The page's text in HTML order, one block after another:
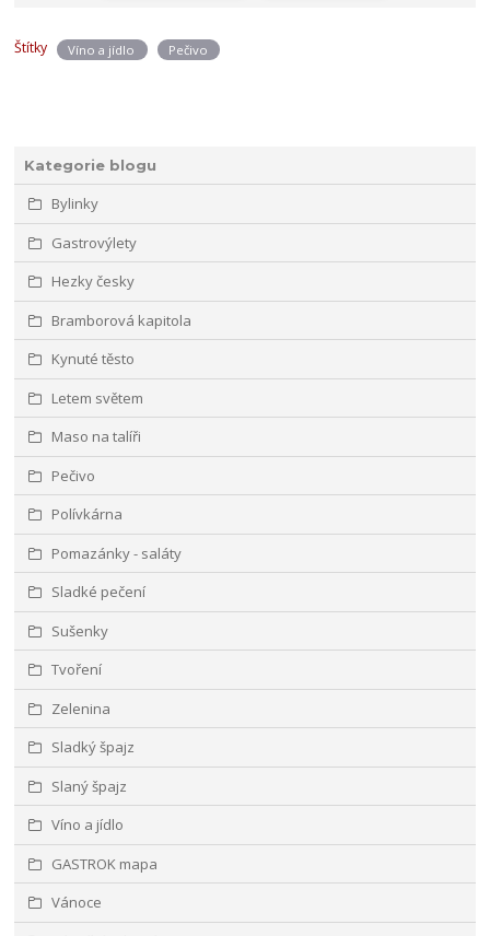
Kategorie blogu
Bylinky
Gastrovýlety
Hezky česky
Bramborová kapitola
Kynuté těsto
Letem světem
Maso na talíři
Pečivo
Polívkárna
Pomazánky - saláty
Sladké pečení
Sušenky
Tvoření
Zelenina
Sladký špajz
Slaný špajz
Víno a jídlo
GASTROK mapa
Vánoce
Štítky Víno a jídlo Pečivo